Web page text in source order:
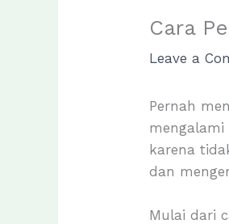
Cara
Leave a
Pernah
karena
dan
Mulai dari